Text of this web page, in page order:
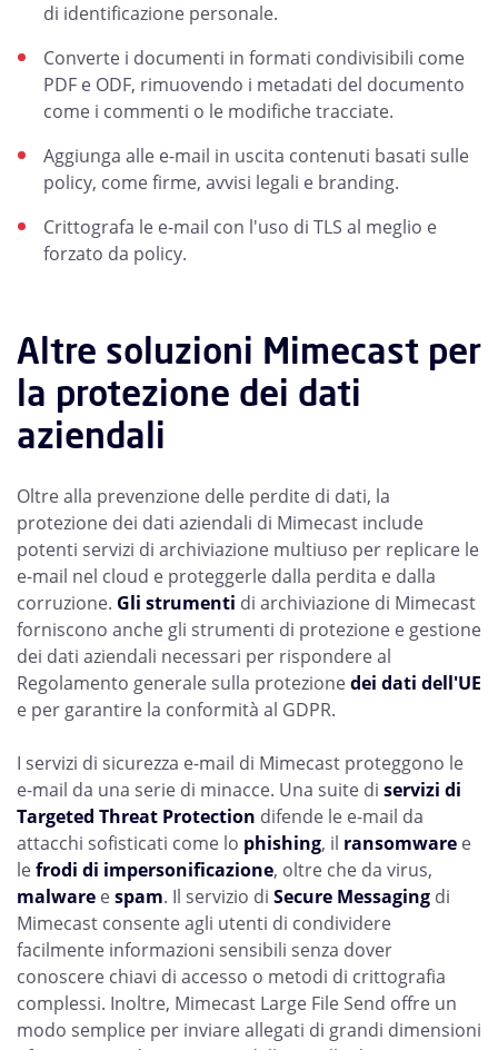
di identificazione personale.
Converte i documenti in formati condivisibili come
PDF e ODF, rimuovendo i metadati del documento
come i commenti o le modifiche tracciate.
Aggiunga alle e-mail in uscita contenuti basati sulle
policy, come firme, avvisi legali e branding.
Crittografa le e-mail con l'uso di TLS al meglio e
forzato da policy.
Altre soluzioni Mimecast per
la protezione dei dati
aziendali
Oltre alla prevenzione delle perdite di dati, la
protezione dei dati aziendali di Mimecast include
potenti servizi di archiviazione multiuso per replicare le
e-mail nel cloud e proteggerle dalla perdita e dalla
corruzione. Gli strumenti di archiviazione di Mimecast
forniscono anche gli strumenti di protezione e gestione
dei dati aziendali necessari per rispondere al
Regolamento generale sulla protezionedei dati dell'UE
e per garantire la conformità al GDPR.
I servizi di sicurezza e-mail di Mimecast proteggono le
e-mail da una serie di minacce. Una suite di servizi di
Targeted Threat Protection difende le e-mail da
attacchi sofisticati come lo phishing, il ransomware e
lefrodi di impersonificazione, oltre che da virus,
malware espam. Il servizio di Secure Messaging di
Mimecast consente agli utenti di condividere
facilmente informazioni sensibili senza dover
conoscere chiavi di accesso o metodi di crittografia
complessi. Inoltre, Mimecast Large File Send offre un
modo semplice per inviare allegati di grandi dimensioni